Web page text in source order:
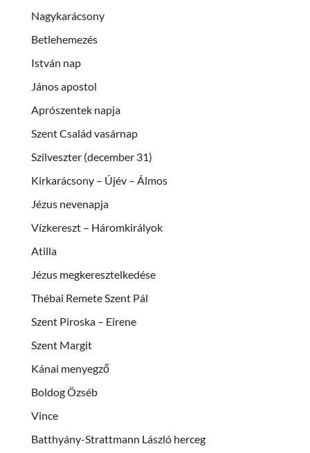
Nagykarácsony
Betlehemezés
István nap
János apostol
Aprószentek napja
Szent Család vasárnap
Szilveszter (december 31)
Kirkarácsony – Újév – Álmos
Jézus nevenapja
Vízkereszt – Háromkirályok
Atilla
Jézus megkeresztelkedése
Thébai Remete Szent Pál
Szent Piroska – Eirene
Szent Margit
Kánai menyegző
Boldog Özséb
Vince
Batthyány-Strattmann László herceg